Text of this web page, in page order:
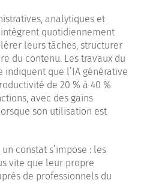
analytiques et
quotidiennement
leurs tâches, structurer
du contenu. Les travaux du
indiquent que l’IA générative
de 20 % à 40 %
avec des gains
son utilisation est
constat s’impose : les
vite que leur propre
de professionnels du